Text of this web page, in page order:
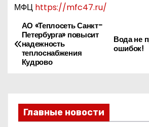
МФЦ https://mfc47.ru/
Н
а
г
Вода не
ошибок!
АО «Теплосеть Санкт-
Петербурга» повысит
надежность
теплоснабжения
Кудрово
Главные новости